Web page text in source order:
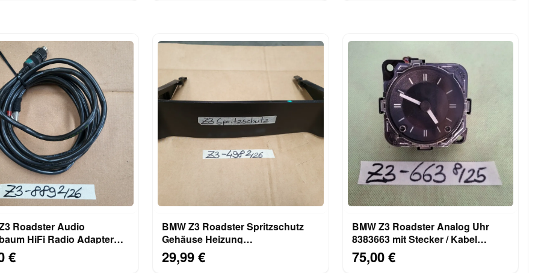
HiFi Radio Adapter
Kabel 1388889
€
BMW Z3 Roadster Spritzschutz
Gehäuse Heizung
Wasserabscheidewand 8399498
29,99 €
BMW Z3 Roadster Analog Uhr
8383663 mit Stecker / Kabel
abgeschnitten
75,00 €